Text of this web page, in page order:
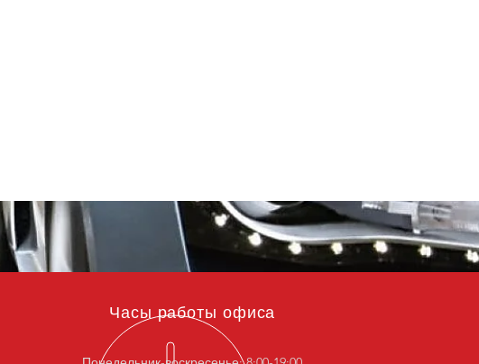
Часы работы офиса